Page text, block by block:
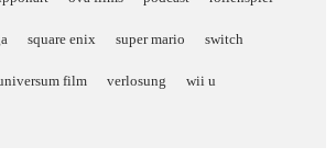
square enix super mario switch
film verlosung wii u